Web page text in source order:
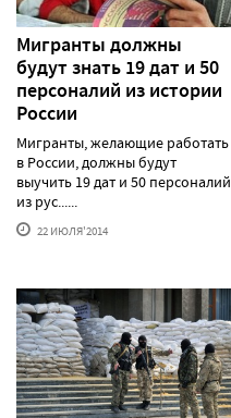
Мигранты должны
будут знать 19 дат и 50
персоналий из истории
России
Мигранты, желающие работать
в России, должны будут
выучить 19 дат и 50 персоналий
из рус......
22 ИЮЛЯ'2014